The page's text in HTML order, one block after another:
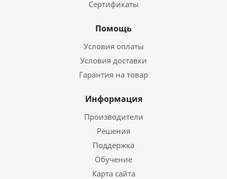
Сертификаты
Помощь
Условия оплаты
Условия доставки
Гарантия на товар
Информация
Производители
Решения
Поддержка
Обучение
Карта сайта